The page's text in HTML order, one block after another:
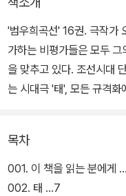
'범우희곡선' 16권. 극작가
가하는 비평가들은 모두
을 맞추고 있다. 조선시대
는 시대극 '태', 모든 규격
목차
001. 이 책을 읽는 분에게
002. 태 ...7